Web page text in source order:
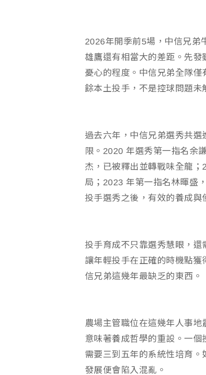
2026年開季前5場，中信兄弟
雄鷹還有相當大的差距。先
憂心的程度。中信兄弟全隊
餘本土投手，不是控球問題未
過去六年，中信兄弟選秀共
限。2020 年選秀第一指名余
杰，已被釋出並轉戰味全龍
局；2023 年第一指名林暉盛
投手選秀之後，有效的養成與
投手育成不只靠選秀慧眼，
讓年輕投手在正確的時機點
信兄弟這幾年最缺乏的東西。
農場主管職位在這幾年人事
意味著養成哲學的重設。一
需要三到五年的系統性培育
發展便會陷入混亂。